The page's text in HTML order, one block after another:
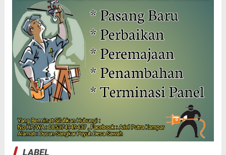
LABEL
BENGKALIS BERITA UTAMA
CILACAP
CURHAT KHUSUS DEWASA
DUMAI GALERI/ADVERTORIAL
HAK JAWAB